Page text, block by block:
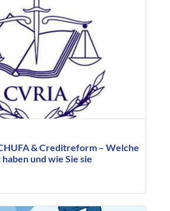
& Creditreform – Welche
und wie Sie sie